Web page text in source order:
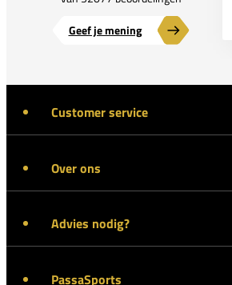
Geef je mening
Customer service
Over ons
Advies nodig?
PassaSports